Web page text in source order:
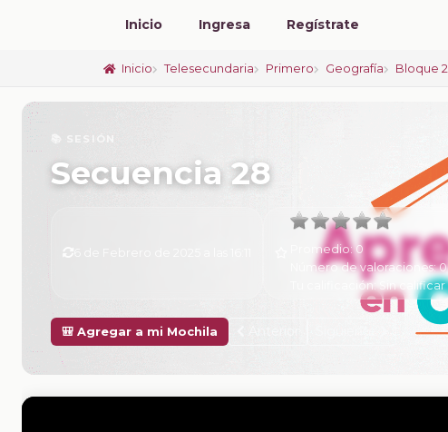
Inicio Ingresa Regístrate
Inicio Telesecundaria Primero Geografía Bloque 2
📚 SESIÓN
Secuencia 28
Promedio:0
Número de valoraciones:0
Tu calificación:Sin calificar
🎒 Agregar a mi Mochila